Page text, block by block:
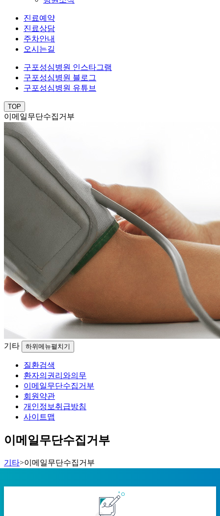
진료예약
진료상담
주차안내
오시는길
구포성심병원 인스타그램
구포성심병원 블로그
구포성심병원 유튜브
TOP
이메일무단수집거부
기타 하위메뉴펼치기
질환검색
환자의권리와의무
이메일무단수집거부
회원약관
개인정보취급방침
사이트맵
이메일무단수집거부
기타>이메일무단수집거부